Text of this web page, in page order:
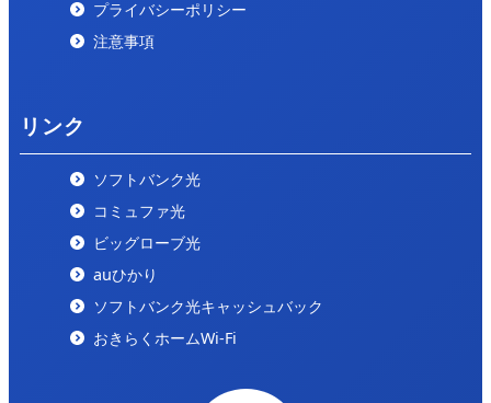
プライバシーポリシー
注意事項
リンク
ソフトバンク光
コミュファ光
ビッグローブ光
auひかり
ソフトバンク光キャッシュバック
おきらくホームWi-Fi